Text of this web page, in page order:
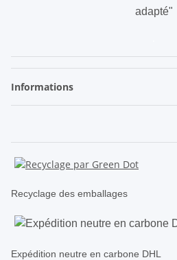
adapté"
Informations
Recyclage des emballages
Expédition neutre en carbone DHL